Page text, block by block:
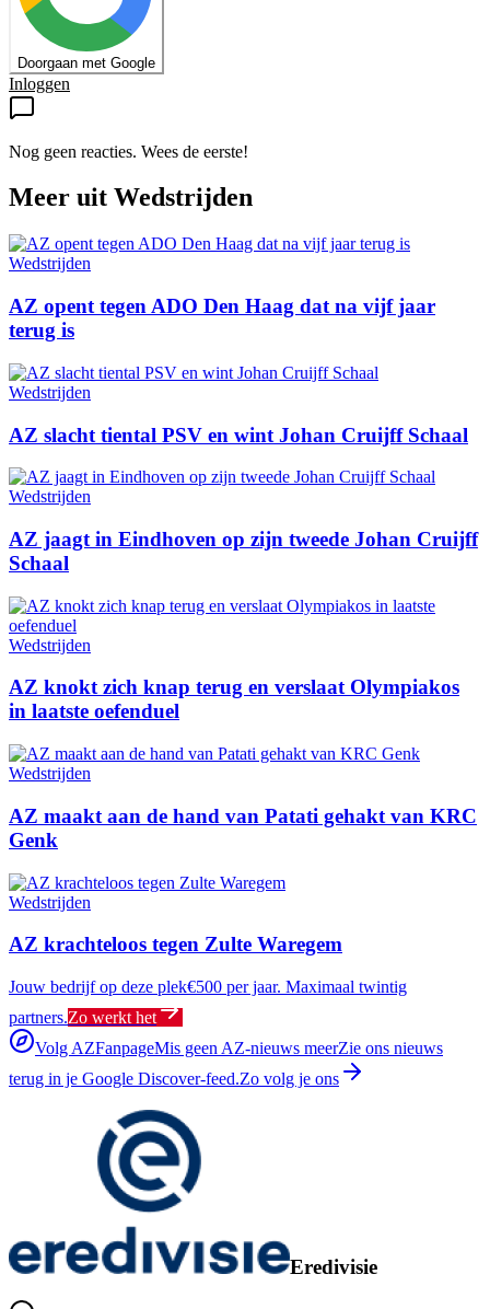
Doorgaan met Google
Inloggen
Nog geen reacties. Wees de eerste!
Meer uit Wedstrijden
Wedstrijden
AZ opent tegen ADO Den Haag dat na vijf jaar
terug is
Wedstrijden
AZ slacht tiental PSV en wint Johan Cruijff Schaal
Wedstrijden
AZ jaagt in Eindhoven op zijn tweede Johan Cruijff
Schaal
Wedstrijden
AZ knokt zich knap terug en verslaat Olympiakos
in laatste oefenduel
Wedstrijden
AZ maakt aan de hand van Patati gehakt van KRC
Genk
Wedstrijden
AZ krachteloos tegen Zulte Waregem
Jouw bedrijf op deze plek€500 per jaar. Maximaal twintig
partners.Zo werkt het
Volg AZFanpageMis geen AZ-nieuws meerZie ons nieuws
terug in je Google Discover-feed.Zo volg je ons
Eredivisie